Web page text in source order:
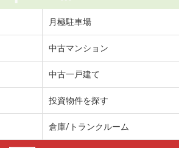
月極駐車場
中古マンション
中古一戸建て
投資物件を探す
倉庫/トランクルーム